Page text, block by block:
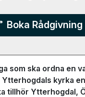
Boka Rådgivning
som ska ordna en
Ytterhogdals kyrka
tillhör Ytterhogdal,